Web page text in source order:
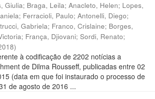
Giulia; Braga, Leila; Anacleto, Helen; Lopes,
; Ferracioli, Paulo; Antonelli, Diego;
Gabriela; Franco, Crislaine; Borges,
; França, Djiovani; Sordi, Renato;
)
à codificação de 2202 notícias a
de Dilma Rousseff, publicadas entre 02
(data em que foi instaurado o processo de
de agosto de 2016 ...